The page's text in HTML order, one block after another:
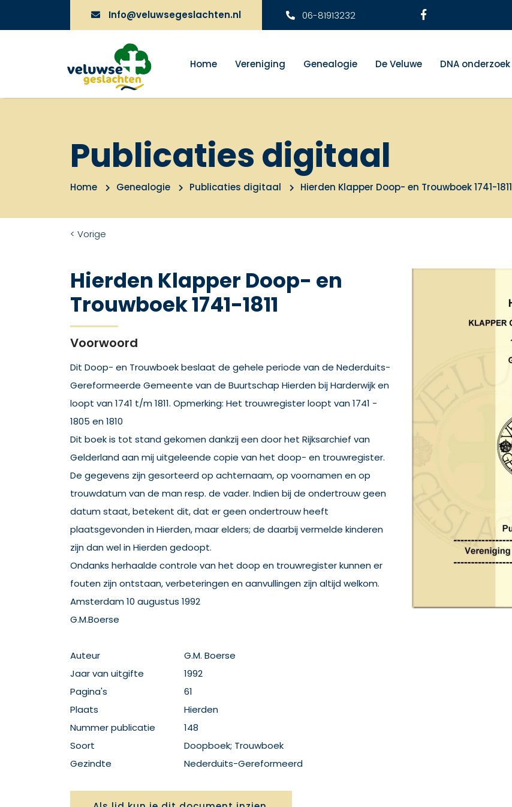
Info@veluwsegeslachten.nl 06-81913232
Home Vereniging Genealogie De Veluwe DNA onderzoek
Publicaties digitaal
Home Genealogie Publicaties digitaal Hierden Klapper Doop- en Trouwboek 1741-1811
< Vorige
Hierden Klapper Doop- en
Trouwboek 1741-1811
Voorwoord
Dit Doop- en Trouwboek beslaat de gehele periode van de Nederduits-
Gereformeerde Gemeente van de Buurtschap Hierden bij Harderwijk en
loopt van 1741 t/m 1811. Opmerking: Het trouwregister loopt van 1741 -
1805 en 1810
Dit boek is tot stand gekomen dankzij een door het Rijksarchief van
Gelderland aan mij uitgeleende copie van het doop- en trouwregister.
De gegevens zijn gesorteerd op achternaam, op voornamen en op
trouwdatum van de man resp. de vader. Indien bij de ondertrouw geen
datum staat, betekent dit, dat er geen ondertrouw heeft
plaatsgevonden in Hierden, maar elders; de daarbij vermelde kinderen
zijn dan wel in Hierden gedoopt.
Ondanks herhaalde controle van het doop en trouwregister kunnen er
fouten zijn ontstaan, verbeteringen en aanvullingen zijn altijd welkom.
Amsterdam 10 augustus 1992
G.M.Boerse
Auteur
G.M. Boerse
Jaar van uitgifte
1992
Pagina's
61
Plaats
Hierden
Nummer publicatie
148
Soort
Doopboek; Trouwboek
Gezindte
Nederduits-Gereformeerd